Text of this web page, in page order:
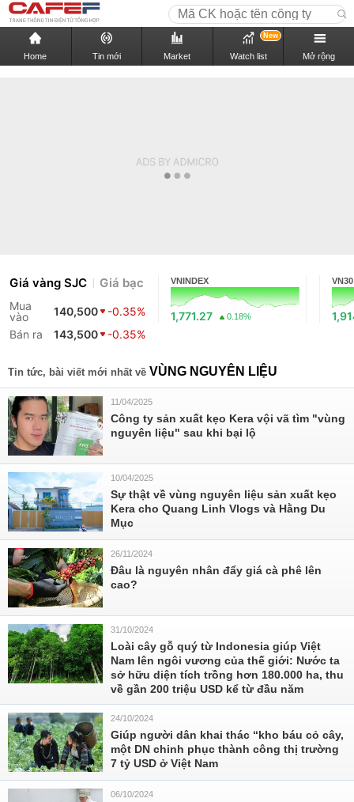
Home Tin mới Market Watch list
New
Mở rộng
Giá vàng SJC Giá bạc
Mua
vào
140,500
-0.35%
Bán ra
143,500 -0.35%
VNINDEX
1,771.27 0.18%
VN30
Tin tức, bài viết mới nhất về VÙNG NGUYÊN LIỆU
11/04/2025
Công ty sản xuất kẹo Kera vội vã tìm "vùng
nguyên liệu" sau khi bại lộ
10/04/2025
Sự thật về vùng nguyên liệu sản xuất kẹo
Kera cho Quang Linh Vlogs và Hằng Du
Mục
26/11/2024
Đâu là nguyên nhân đẩy giá cà phê lên
cao?
31/10/2024
Loài cây gỗ quý từ Indonesia giúp Việt
Nam lên ngôi vương của thế giới: Nước ta
sở hữu diện tích trồng hơn 180.000 ha, thu
về gần 200 triệu USD kể từ đầu năm
24/10/2024
Giúp người dân khai thác “kho báu cỏ cây,
một DN chinh phục thành công thị trường
7 tỷ USD ở Việt Nam
06/10/2024